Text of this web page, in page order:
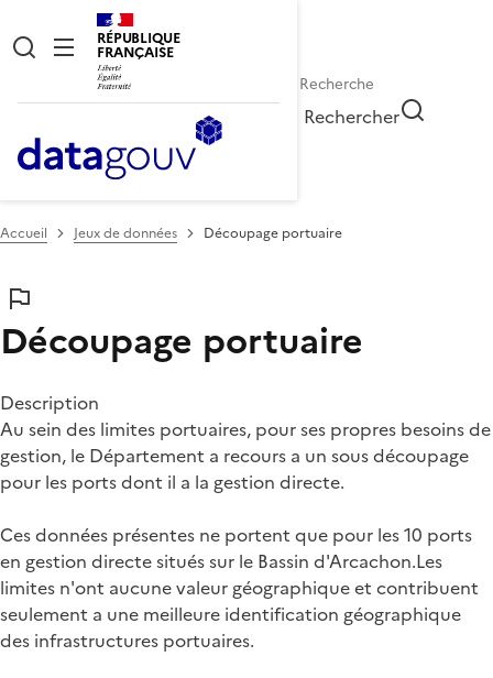
RÉPUBLIQUE
FRANÇAISE
Rechercher
Accueil Jeux de données Découpage portuaire
Découpage portuaire
Description
Au sein des limites portuaires, pour ses propres besoins de
gestion, le Département a recours a un sous découpage
pour les ports dont il a la gestion directe.
Ces données présentes ne portent que pour les 10 ports
en gestion directe situés sur le Bassin d'Arcachon.Les
limites n'ont aucune valeur géographique et contribuent
seulement a une meilleure identification géographique
des infrastructures portuaires.